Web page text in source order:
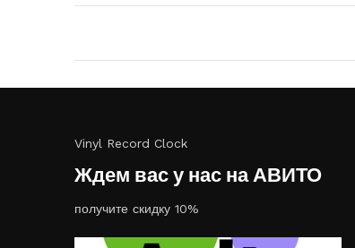
Vinyl Record Clock
Ждем вас у нас на АВИТО
получите скидку 10%